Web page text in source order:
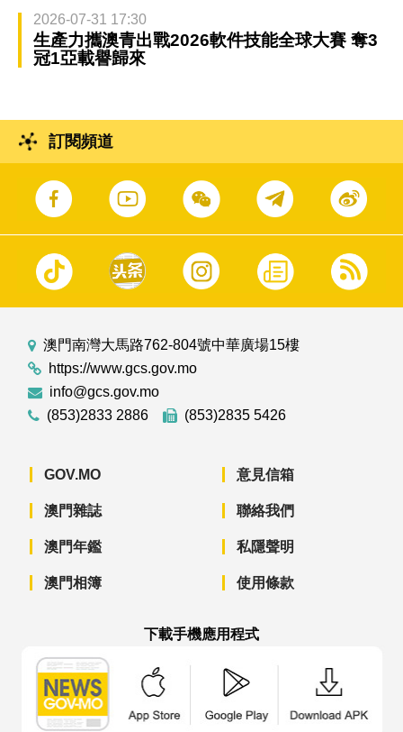
2026-07-31 17:30
生產力攜澳青出戰2026軟件技能全球大賽 奪3
冠1亞載譽歸來
訂閱頻道
澳門南灣大馬路762-804號中華廣場15樓
https://www.gcs.gov.mo
info@gcs.gov.mo
(853)2833 2886
(853)2835 5426
GOV.MO
澳門雜誌
澳門年鑑
澳門相簿
意見信箱
聯絡我們
私隱聲明
使用條款
下載手機應用程式